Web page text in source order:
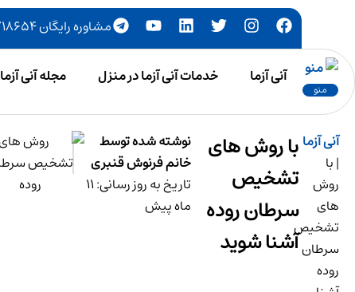
مشاوره رایگان ۷۷۷۱۸۶۵۴-۰۲۱
منو
آنی آزما خدمات آنی آزما در منزل مجله آنی آزما
آنی آزما
|با
روش
های
تشخیص
سرطان
روده
با روش های
تشخیص
سرطان روده
آشنا شوید
نوشته شده توسط
خانم فرنوش قنبری
تاریخ به روز رسانی: 11
ماه پیش